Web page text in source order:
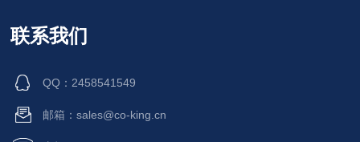
联系我们
QQ：2458541549
邮箱：sales@co-king.cn